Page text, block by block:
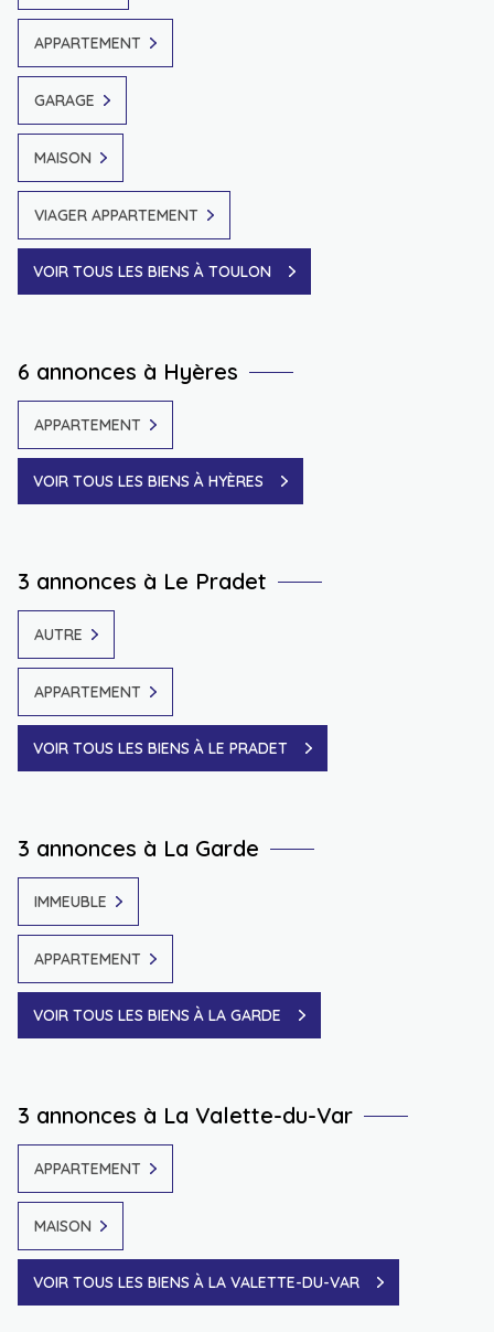
APPARTEMENT
GARAGE
MAISON
VIAGER APPARTEMENT
VOIR TOUS LES BIENS À TOULON
6 annonces à Hyères
APPARTEMENT
VOIR TOUS LES BIENS À HYÈRES
3 annonces à Le Pradet
AUTRE
APPARTEMENT
VOIR TOUS LES BIENS À LE PRADET
3 annonces à La Garde
IMMEUBLE
APPARTEMENT
VOIR TOUS LES BIENS À LA GARDE
3 annonces à La Valette-du-Var
APPARTEMENT
MAISON
VOIR TOUS LES BIENS À LA VALETTE-DU-VAR